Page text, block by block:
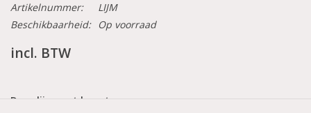
Artikelnummer:
LIJM
Beschikbaarheid:
Op voorraad
incl. BTW
Deze lijm met kwast